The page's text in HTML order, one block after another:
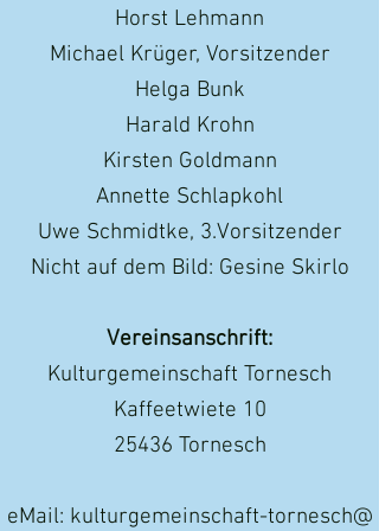
Horst Lehmann
Michael Krüger, Vorsitzender
Helga Bunk
Harald Krohn
Kirsten Goldmann
Annette Schlapkohl
Uwe Schmidtke, 3.Vorsitzender
Nicht auf dem Bild: Gesine Skirlo
Vereinsanschrift:
Kulturgemeinschaft Tornesch
Kaffeetwiete 10
25436 Tornesch
eMail: kulturgemeinschaft-tornesch@